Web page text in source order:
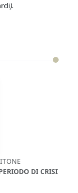
).
DI CRISI